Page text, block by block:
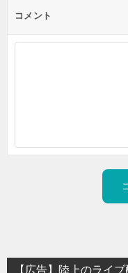
コメント
【広告】陸上のライ